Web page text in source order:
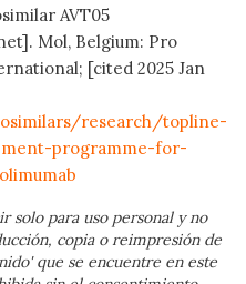
AVT05
Mol, Belgium: Pro
[cited 2025 Jan
research/topline-
programme-for-
solo para uso personal y no
copia o reimpresión de
que se encuentre en este